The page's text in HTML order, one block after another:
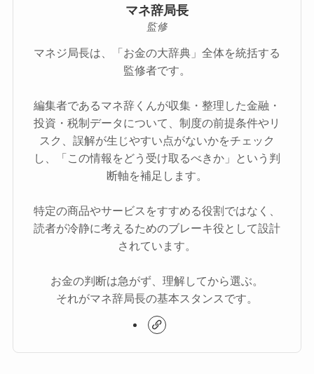
マネ辞局長
監修
マネジ局長は、「お金の大辞典」全体を統括する
監修者です。
編集者であるマネ辞くんが収集・整理した金融・
投資・税制データについて、制度の前提条件やリ
スク、誤解が生じやすい点がないかをチェック
し、「この情報をどう受け取るべきか」という判
断軸を補足します。
特定の商品やサービスをすすめる役割ではなく、
読者が冷静に考えるためのブレーキ役として設計
されています。
お金の判断は急がず、理解してから選ぶ。
それがマネ辞局長の基本スタンスです。